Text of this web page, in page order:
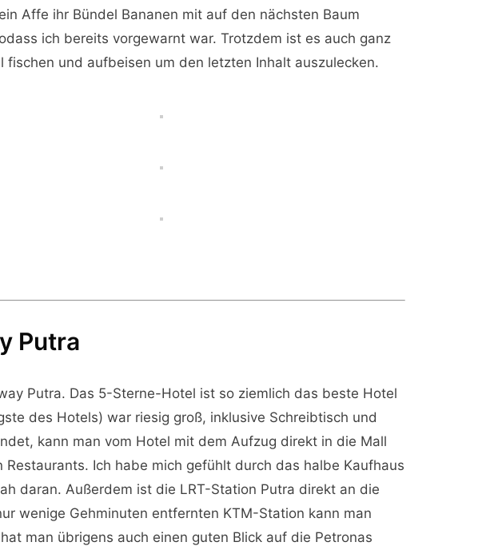
Affe ihr Bündel Bananen mit auf den nächsten Baum
ich bereits vorgewarnt war. Trotzdem ist es auch ganz
und aufbeisen um den letzten Inhalt auszulecken.
Putra
Putra. Das 5-Sterne-Hotel ist so ziemlich das beste Hotel
des Hotels) war riesig groß, inklusive Schreibtisch und
kann man vom Hotel mit dem Aufzug direkt in die Mall
Ich habe mich gefühlt durch das halbe Kaufhaus
daran. Außerdem ist die LRT-Station Putra direkt an die
wenige Gehminuten entfernten KTM-Station kann man
man übrigens auch einen guten Blick auf die Petronas